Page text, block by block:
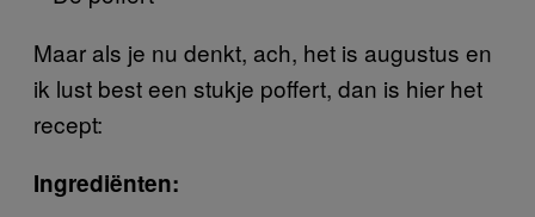
Maar als je nu denkt, ach, het is augustus en
ik lust best een stukje poffert, dan is hier het
recept:
Ingrediënten: